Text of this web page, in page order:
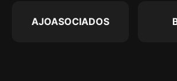
AJOASOCIADOS